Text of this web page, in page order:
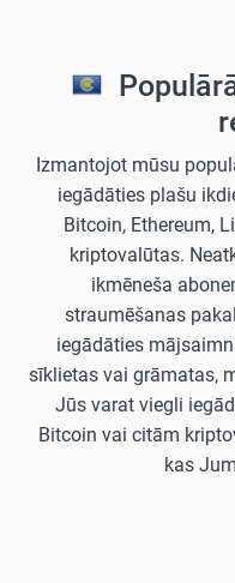
Izmantojot mūsu
iegādāties plašu
Bitcoin, Ethereum,
kriptovalūtas.
ikmēneša
straumēšanas
iegādāties
sīklietas vai grāmatas,
Jūs varat viegli
Bitcoin vai citām
kas